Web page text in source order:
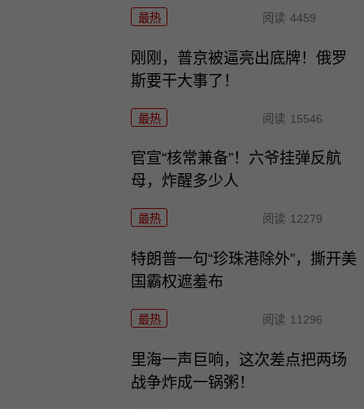
最热 阅读 4459
刚刚，普京被逼亮出底牌！俄罗
斯要干大事了！
最热 阅读 15546
官宣“核常兼备”！六爷挂弹反航
母，炸醒多少人
最热 阅读 12279
特朗普一句“珍珠港除外”，撕开美
国霸权遮羞布
最热 阅读 11296
里海一声巨响，这次差点把两场
战争炸成一锅粥！